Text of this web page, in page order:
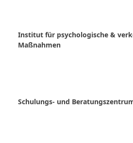
Institut für psychologische &
Maßnahmen
Schulungs- und